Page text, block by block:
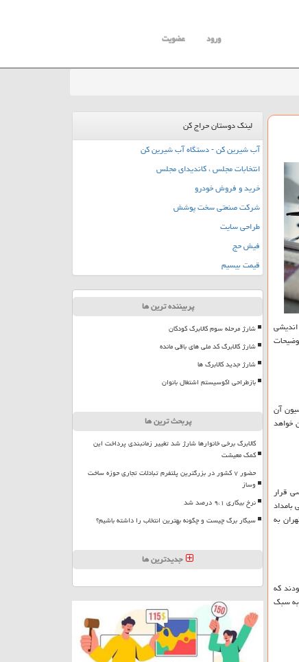
ورود عضویت
آن
خواهد
قرار
به
كه
به سبك
لینک دوستان حراج کن
آب شیرین کن - دستگاه آب شیرین کن
انتخابات مجلس ، کاندیدای مجلس
خرید و فروش خودرو
شرکت صنعتی سخت پوشش
طراحی سایت
فیش حج
قیمت بیسیم
پربیننده ترین ها
شارژ مرحله سوم کالابرگ کودکان
شارژ کالابرگ کد ملی های باقی مانده
شارژ جدید کالابرگ ها
بازطراحی اکوسیستم اشتغال بانوان
پربحث ترین ها
کالابرگ برخی خانوارها شارژ شد تغییر زمانبندی پرداخت این
کمک معیشت
حضور ۷ کشور در بزرگترین پلتفرم تبادلات تجاری حوزه ساخت
وساز
نرخ بیکاری ۹،۱ درصد شد
سیگار برگ چیست و چگونه بهترین انتخاب را داشته باشیم؟
جدیدترین ها